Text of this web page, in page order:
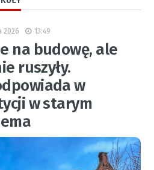
2026 13:49
na budowę, ale
ruszyły.
w
w starym